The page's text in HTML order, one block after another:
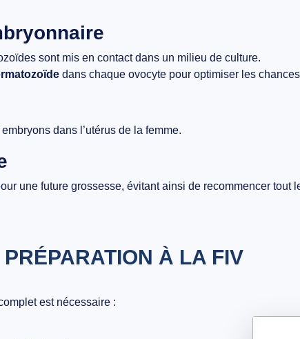
sont mis en contact dans un milieu de culture.
dans chaque ovocyte pour optimiser les
dans l’utérus de la femme.
une future grossesse, évitant ainsi de recommencer tout
PRÉPARATION À LA FIV
est nécessaire :